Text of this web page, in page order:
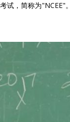
，简称为"NCEE"。